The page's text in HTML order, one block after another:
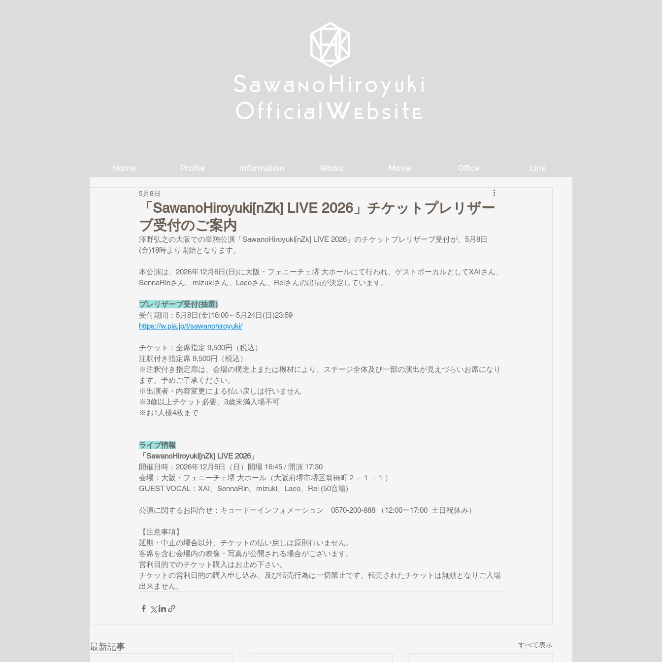
Sa wanoHiroyuki
Official W ebsite
Home Profile Information Works Movie Office Link
Sa wanoHiroyuki
Official W ebsite
「SawanoHiroyuki[nZk] LIVE 2026」チケットプレリザー
ブ受付のご案内
5月8日
澤野弘之の大阪での単独公演「SawanoHiroyuki[nZk] LIVE 2026」のチケットプレリザーブ受付が、5月8日
(金)18時より開始となります。
本公演は、2026年12月6日(日)に大阪・フェニーチェ堺 大ホールにて行われ、ゲストボーカルとしてXAIさん、
SennaRinさん、mizukiさん、Lacoさん、Reiさんの出演が決定しています。
プレリザーブ受付(抽選)
受付期間：5月8日(金)18:00～5月24日(日)23:59
https://w.pia.jp/t/sawanohiroyuki/
チケット：全席指定 9,500円（税込）
注釈付き指定席 9,500円（税込）
※注釈付き指定席は、会場の構造上または機材により、ステージ全体及び一部の演出が見えづらいお席になり
ます。予めご了承ください。
※出演者・内容変更による払い戻しは行いません
※3歳以上チケット必要、3歳未満入場不可
※お1人様4枚まで
ライブ情報
「SawanoHiroyuki[nZk] LIVE 2026」
開催日時：2026年12月6日（日）開場 16:45 / 開演 17:30
会場：大阪・フェニーチェ堺 大ホール（大阪府堺市堺区翁橋町２－１－１）
GUEST VOCAL：XAI、SennaRin、mizuki、Laco、Rei (50音順)
公演に関するお問合せ：キョードーインフォメーション　0570-200-888 （12:00ー17:00  土日祝休み）
【注意事項】
延期・中止の場合以外、チケットの払い戻しは原則行いません。
客席を含む会場内の映像・写真が公開される場合がございます。
営利目的でのチケット購入はお止め下さい。
チケットの営利目的の購入申し込み、及び転売行為は一切禁止です。転売されたチケットは無効となりご入場
出来ません。
最新記事 すべて表示